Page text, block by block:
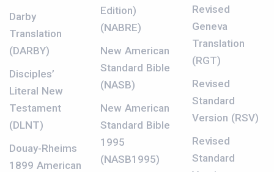
Darby
Translation
(DARBY)
Disciples’
Literal New
Testament
(DLNT)
Douay-Rheims
1899 American
Edition)
(NABRE)
New American
Standard Bible
(NASB)
New American
Standard Bible
1995
(NASB1995)
Revised
Geneva
Translation
(RGT)
Revised
Standard
Version (RSV)
Revised
Standard